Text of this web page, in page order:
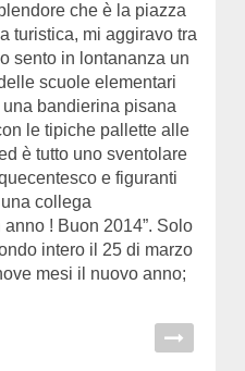
che è la piazza
turistica, mi aggiravo tra
sento in lontananza un
scuole elementari
bandierina pisana
le tipiche pallette alle
è tutto uno sventolare
e figuranti
collega
! Buon 2014”. Solo
intero il 25 di marzo
mesi il nuovo anno;